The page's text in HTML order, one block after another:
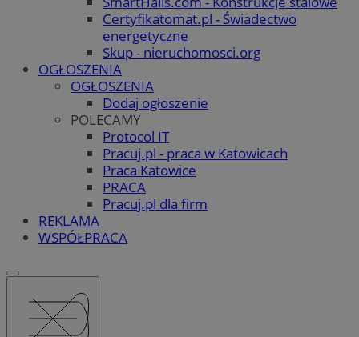
Certyfikatomat.pl - Świadectwo
energetyczne
Skup - nieruchomosci.org
OGŁOSZENIA
OGŁOSZENIA
Dodaj ogłoszenie
POLECAMY
Protocol IT
Pracuj.pl - praca w Katowicach
Praca Katowice
PRACA
Pracuj.pl dla firm
REKLAMA
WSPÓŁPRACA